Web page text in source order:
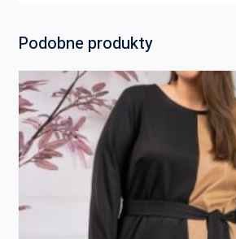
Podobne produkty